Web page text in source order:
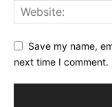
Save my name,
next time I comment.